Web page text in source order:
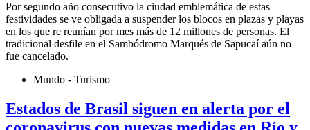
Por segundo año consecutivo la ciudad emblemática de estas
festividades se ve obligada a suspender los blocos en plazas y playas
en los que re reunían por mes más de 12 millones de personas. El
tradicional desfile en el Sambódromo Marqués de Sapucaí aún no
fue cancelado.
Mundo - Turismo
Estados de Brasil siguen en alerta por el